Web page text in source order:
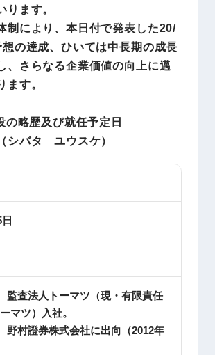
ります。
制により、本日付で発表した20/
の達成、ひいては中長期の成長
、さらなる企業価値の向上に邁
ます。
略歴及び就任予定日
バタ ユウスケ）
査法人トーマツ（現・有限責任
マツ）入社。
村證券株式会社に出向（2012年